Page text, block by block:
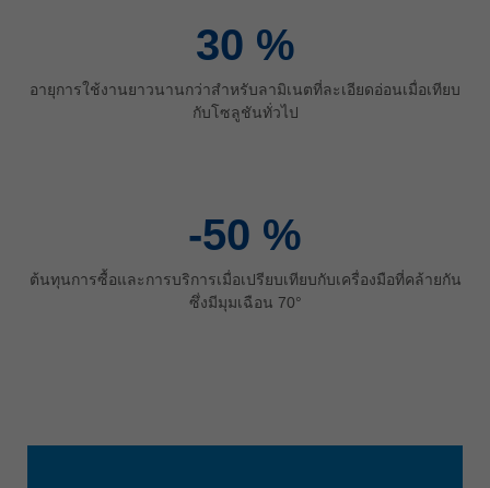
30 %
อายุการใช้งานยาวนานกว่าสำหรับลามิเนตที่ละเอียดอ่อนเมื่อเทียบ
กับโซลูชันทั่วไป
-50 %
ต้นทุนการซื้อและการบริการเมื่อเปรียบเทียบกับเครื่องมือที่คล้ายกัน
ซึ่งมีมุมเฉือน 70°